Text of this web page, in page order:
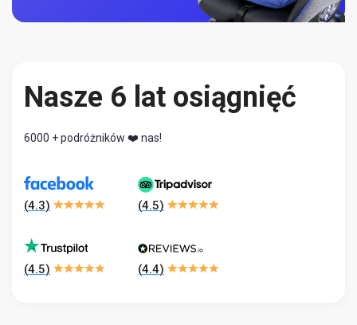
Nasze 6 lat osiągnięć
6000 + podróżników ❤️ nas!
(4.3) (4.5)
(4.5) (4.4)